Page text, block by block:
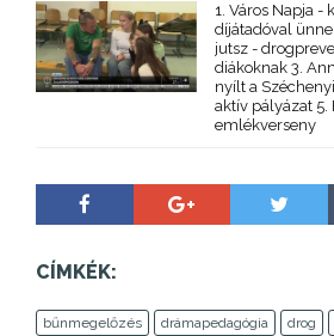
1. Város Napja -
díjátadóval
jutsz -
diákoknak 3.
nyílt a
aktív pályázat 5.
emlékverseny
CÍMKÉK:
bűnmegelőzés drámapedagógia drog